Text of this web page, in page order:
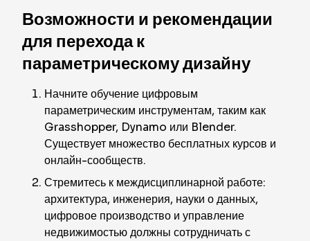
Возможности и рекомендации
для перехода к
параметрическому дизайну
Начните обучение цифровым
параметрическим инструментам, таким как
Grasshopper, Dynamo или Blender.
Существует множество бесплатных курсов и
онлайн-сообществ.
Стремитесь к междисциплинарной работе:
архитектура, инженерия, науки о данных,
цифровое производство и управление
недвижимостью должны сотрудничать с